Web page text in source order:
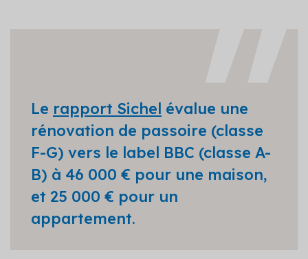
Le rapport Sichel évalue une
rénovation de passoire (classe
F-G) vers le label BBC (classe A-
B) à 46 000 € pour une maison,
et 25 000 € pour un
appartement.